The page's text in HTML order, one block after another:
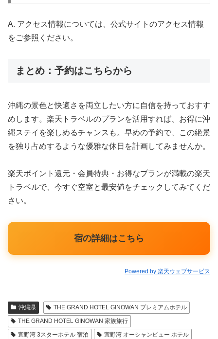
A. アクセス情報については、公式サイトのアクセス情報
をご参照ください。
まとめ：予約はこちらから
沖縄の景色と快適さを両立したい方に自信を持っておすす
めします。楽天トラベルのプランを活用すれば、お得に沖
縄ステイを楽しめるチャンスも。早めの予約で、この絶景
を独り占めするような優雅な休日を計画してみませんか。
楽天ポイント還元・会員特典・お得なプランが満載の楽天
トラベルで、今すぐ空室と最安値をチェックしてみてくだ
さい。
宿の詳細はこちら
Powered by 楽天ウェブサービス
沖縄県
THE GRAND HOTEL GINOWAN プレミアムホテル
THE GRAND HOTEL GINOWAN 家族旅行
宜野湾 3スターホテル 宿泊
宜野湾 オーシャンビュー ホテル